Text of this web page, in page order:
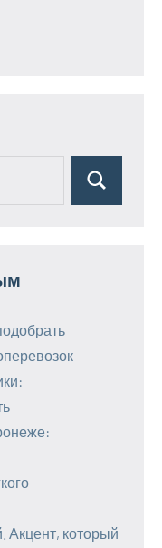
Поиск
Акцент, который